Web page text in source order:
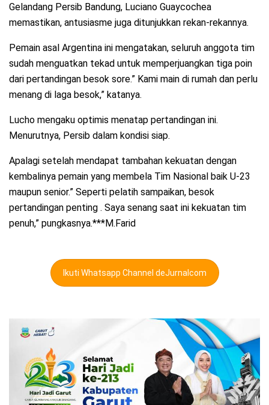
Gelandang Persib Bandung, Luciano Guaycochea
memastikan, antusiasme juga ditunjukkan rekan-rekannya.
Pemain asal Argentina ini mengatakan, seluruh anggota tim
sudah menguatkan tekad untuk memperjuangkan tiga poin
dari pertandingan besok sore.” Kami main di rumah dan perlu
menang di laga besok,” katanya.
Lucho mengaku optimis menatap pertandingan ini.
Menurutnya, Persib dalam kondisi siap.
Apalagi setelah mendapat tambahan kekuatan dengan
kembalinya pemain yang membela Tim Nasional baik U-23
maupun senior.” Seperti pelatih sampaikan, besok
pertandingan penting . Saya senang saat ini kekuatan tim
penuh,” pungkasnya.***M.Farid
Ikuti Whatsapp Channel deJurnalcom